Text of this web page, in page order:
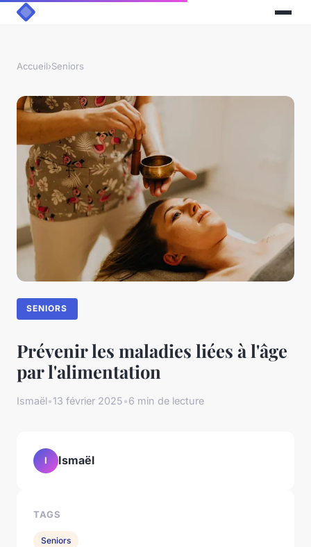
Accueil›Seniors
SENIORS
Prévenir les maladies liées à l'âge
par l'alimentation
Ismaël•13 février 2025•6 min de lecture
I Ismaël
TAGS
Seniors